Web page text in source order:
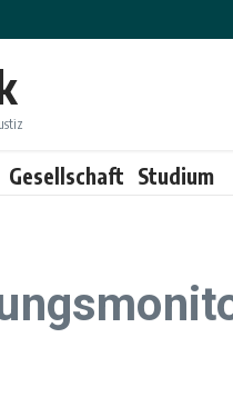
Gesellschaft Studium